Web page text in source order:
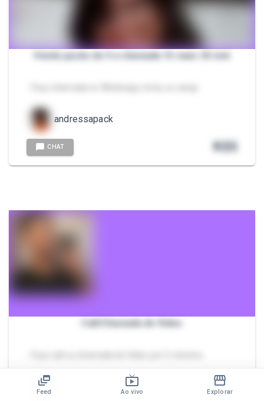
Feed Ao vivo Explorar
Vendo packs de 5 e chamada 15 reais 35 mnt
andressapack
CHAT R$5
Call/Chamada de Video